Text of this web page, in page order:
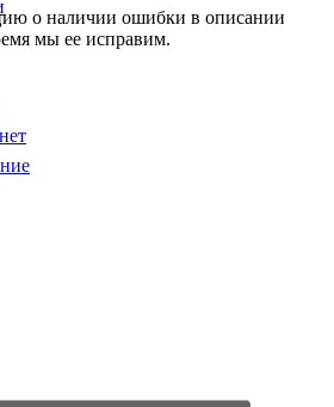
о наличии ошибки в описании
мы ее исправим.